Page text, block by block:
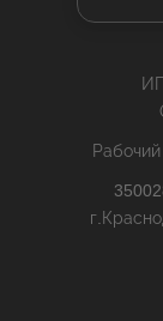
Оставаясь на